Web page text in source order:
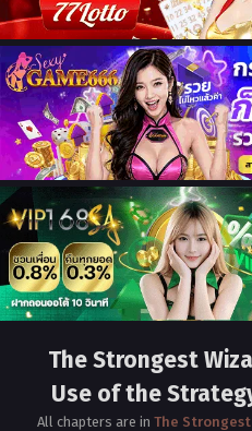
The Strongest
Use of the
All chapters are in The Strongest